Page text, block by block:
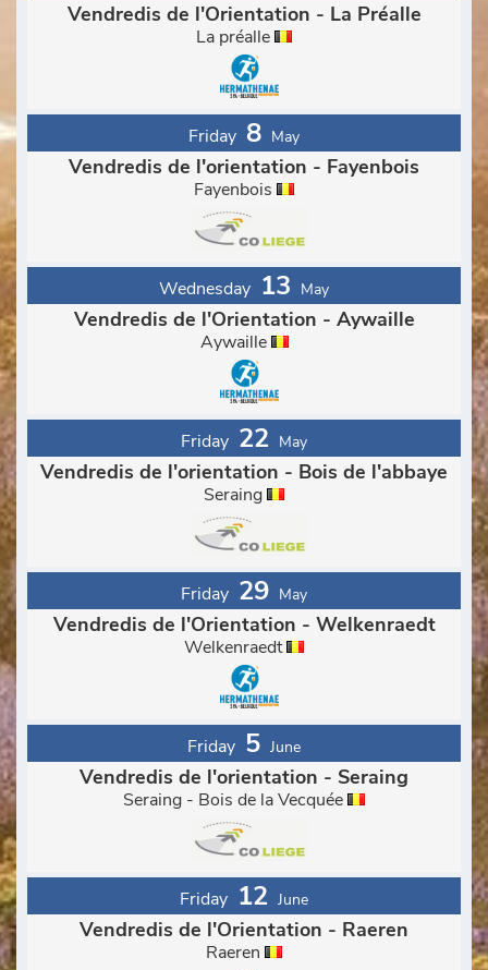
Vendredis de l'Orientation - La Préalle
La préalle
Friday 8 May
Vendredis de l'orientation - Fayenbois
Fayenbois
Wednesday 13 May
Vendredis de l'Orientation - Aywaille
Aywaille
Friday 22 May
Vendredis de l'orientation - Bois de l'abbaye
Seraing
Friday 29 May
Vendredis de l'Orientation - Welkenraedt
Welkenraedt
Friday 5 June
Vendredis de l'orientation - Seraing
Seraing - Bois de la Vecquée
Friday 12 June
Vendredis de l'Orientation - Raeren
Raeren